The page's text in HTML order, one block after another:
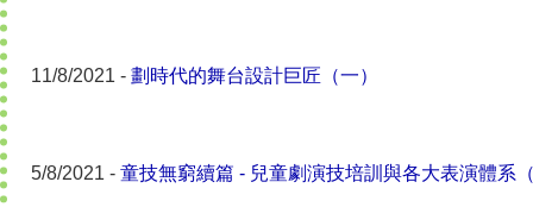
11/8/2021 - 劃時代的舞台設計巨匠（一）
5/8/2021 - 童技無窮續篇 - 兒童劇演技培訓與各大表演體系